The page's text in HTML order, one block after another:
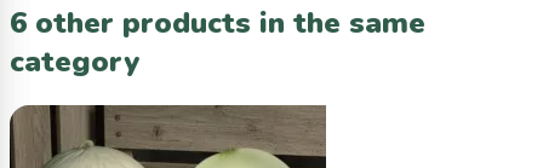
6 other products in the same
category